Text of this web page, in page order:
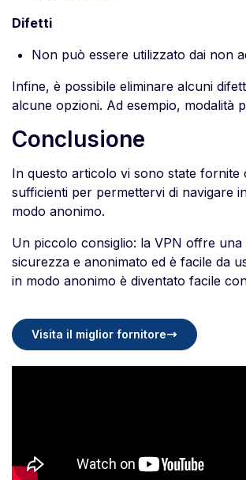
Difetti
Non può essere utilizzato dai non
Infine, è possibile eliminare alcuni
alcune opzioni. Ad esempio, modalità
Conclusione
In questo articolo vi sono state fornite
sufficienti per permettervi di navigare
modo anonimo.
Un piccolo consiglio: la VPN offre
sicurezza e anonimato ed è facile da
in modo anonimo è diventato facile
Visita il miglior fornitore